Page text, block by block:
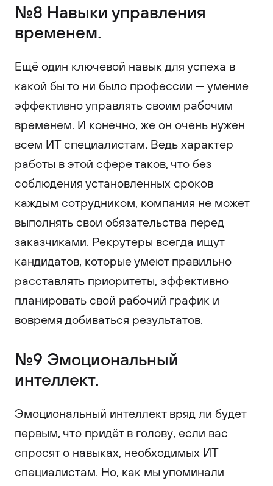
№8 Навыки управления
временем.
Ещё один ключевой навык для успеха в
какой бы то ни было профессии — умение
эффективно управлять своим рабочим
временем. И конечно, же он очень нужен
всем ИТ специалистам. Ведь характер
работы в этой сфере таков, что без
соблюдения установленных сроков
каждым сотрудником, компания не может
выполнять свои обязательства перед
заказчиками. Рекрутеры всегда ищут
кандидатов, которые умеют правильно
расставлять приоритеты, эффективно
планировать свой рабочий график и
вовремя добиваться результатов.
№9 Эмоциональный
интеллект.
Эмоциональный интеллект вряд ли будет
первым, что придёт в голову, если вас
спросят о навыках, необходимых ИТ
специалистам. Но, как мы упоминали